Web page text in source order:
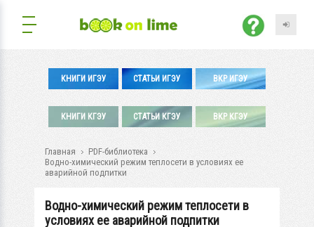
КНИГИ ИГЭУ СТАТЬИ ИГЭУ ВКР ИГЭУ
КНИГИ КГЭУ СТАТЬИ КГЭУ ВКР КГЭУ
Главная
PDF-библиотека
Водно-химический режим теплосети в условиях ее
аварийной подпитки
Водно-химический режим теплосети в
условиях ее аварийной подпитки